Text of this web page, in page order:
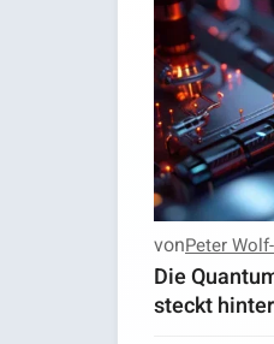
vonPeter
Die
steckt